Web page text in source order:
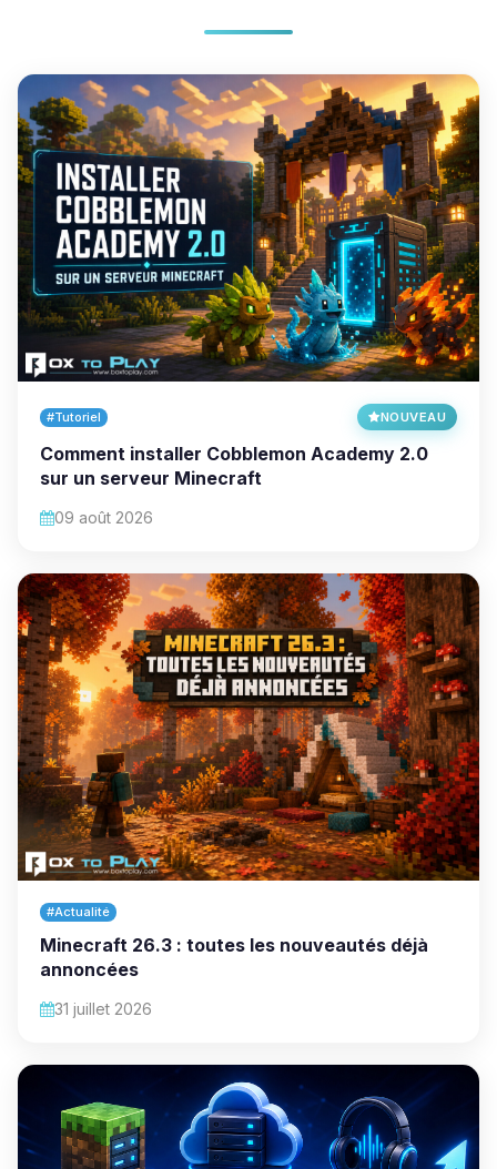
#Tutoriel NOUVEAU
Comment installer Cobblemon Academy 2.0
sur un serveur Minecraft
09 août 2026
#Actualité
Minecraft 26.3 : toutes les nouveautés déjà
annoncées
31 juillet 2026